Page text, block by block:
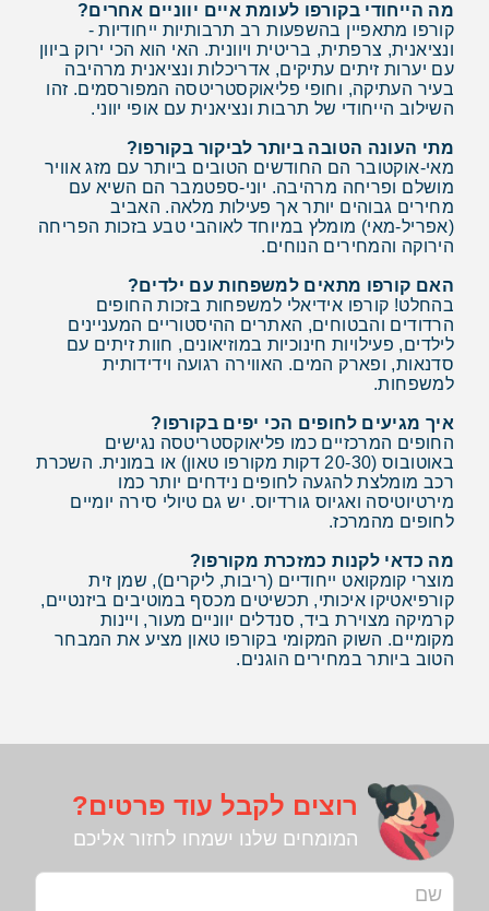
מה הייחודי בקורפו לעומת איים יווניים אחרים?
קורפו מתאפיין בהשפעות רב תרבותיות ייחודיות -
ונציאנית, צרפתית, בריטית ויוונית. האי הוא הכי ירוק ביוון
עם יערות זיתים עתיקים, אדריכלות ונציאנית מרהיבה
בעיר העתיקה, וחופי פליאוקסטריטסה המפורסמים. זהו
השילוב הייחודי של תרבות ונציאנית עם אופי יווני.
מתי העונה הטובה ביותר לביקור בקורפו?
מאי-אוקטובר הם החודשים הטובים ביותר עם מזג אוויר
מושלם ופריחה מרהיבה. יוני-ספטמבר הם השיא עם
מחירים גבוהים יותר אך פעילות מלאה. האביב
(אפריל-מאי) מומלץ במיוחד לאוהבי טבע בזכות הפריחה
הירוקה והמחירים הנוחים.
האם קורפו מתאים למשפחות עם ילדים?
בהחלט! קורפו אידיאלי למשפחות בזכות החופים
הרדודים והבטוחים, האתרים ההיסטוריים המעניינים
לילדים, פעילויות חינוכיות במוזיאונים, חוות זיתים עם
סדנאות, ופארק המים. האווירה רגועה וידידותית
למשפחות.
איך מגיעים לחופים הכי יפים בקורפו?
החופים המרכזיים כמו פליאוקסטריטסה נגישים
באוטובוס (20-30 דקות מקורפו טאון) או במונית. השכרת
רכב מומלצת להגעה לחופים נידחים יותר כמו
מירטיוטיסה ואגיוס גורדיוס. יש גם טיולי סירה יומיים
לחופים מהמרכז.
מה כדאי לקנות כמזכרת מקורפו?
מוצרי קומקואט ייחודיים (ריבות, ליקרים), שמן זית
קורפיאטיקו איכותי, תכשיטים מכסף במוטיבים ביזנטיים,
קרמיקה מצוירת ביד, סנדלים יווניים מעור, ויינות
מקומיים. השוק המקומי בקורפו טאון מציע את המבחר
הטוב ביותר במחירים הוגנים.
רוצים לקבל עוד פרטים?
המומחים שלנו ישמחו לחזור אליכם